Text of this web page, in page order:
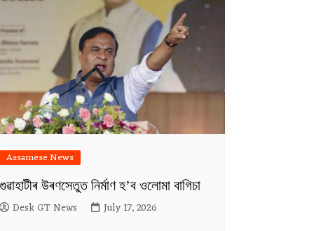
Assamese News
উৰণসেতুত নিৰ্মাণ হ’ব ওলোমা বাগিচা
Desk GT News July 17, 2026